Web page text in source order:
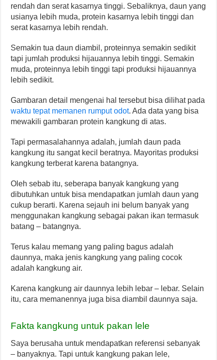
rendah dan serat kasarnya tinggi. Sebaliknya, daun yang
usianya lebih muda, protein kasarnya lebih tinggi dan
serat kasarnya lebih rendah.
Semakin tua daun diambil, proteinnya semakin sedikit
tapi jumlah produksi hijauannya lebih tinggi. Semakin
muda, proteinnya lebih tinggi tapi produksi hijauannya
lebih sedikit.
Gambaran detail mengenai hal tersebut bisa dilihat pada
waktu tepat memanen rumput odot. Ada data yang bisa
mewakili gambaran protein kangkung di atas.
Tapi permasalahannya adalah, jumlah daun pada
kangkung itu sangat kecil beratnya. Mayoritas produksi
kangkung terberat karena batangnya.
Oleh sebab itu, seberapa banyak kangkung yang
dibutuhkan untuk bisa mendapatkan jumlah daun yang
cukup berarti. Karena sejauh ini belum banyak yang
menggunakan kangkung sebagai pakan ikan termasuk
batang – batangnya.
Terus kalau memang yang paling bagus adalah
daunnya, maka jenis kangkung yang paling cocok
adalah kangkung air.
Karena kangkung air daunnya lebih lebar – lebar. Selain
itu, cara memanennya juga bisa diambil daunnya saja.
Fakta kangkung untuk pakan lele
Saya berusaha untuk mendapatkan referensi sebanyak
– banyaknya. Tapi untuk kangkung pakan lele,